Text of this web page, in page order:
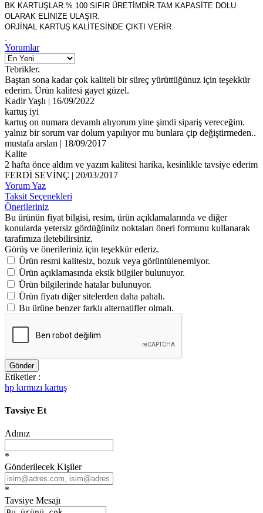
BK KARTUŞLAR.% 100 SIFIR ÜRETİMDİR.TAM KAPASİTE DOLU
OLARAK ELİNİZE ULAŞIR.
ORJİNAL KARTUŞ KALİTESİNDE ÇIKTI VERİR.
Yorumlar
Tebrikler.
Baştan sona kadar çok kaliteli bir süreç yürüttüğünuz için teşekkür
ederim. Ürün kalitesi gayet güzel.
Kadir Yaşlı | 16/09/2022
kartuş iyi
kartuş on numara devamlı alıyorum yine şimdi sipariş vereceğim.
yalnız bir sorum var dolum yapılıyor mu bunlara çip değiştirmeden..
mustafa arslan | 18/09/2017
Kalite
2 hafta önce aldım ve yazım kalitesi harika, kesinlikle tavsiye ederim
FERDİ SEVİNÇ | 20/03/2017
Yorum Yaz
Taksit Seçenekleri
Önerileriniz
Bu ürünün fiyat bilgisi, resim, ürün açıklamalarında ve diğer
konularda yetersiz gördüğünüz noktaları öneri formunu kullanarak
tarafımıza iletebilirsiniz.
Görüş ve önerileriniz için teşekkür ederiz.
Ürün resmi kalitesiz, bozuk veya görüntülenemiyor.
Ürün açıklamasında eksik bilgiler bulunuyor.
Ürün bilgilerinde hatalar bulunuyor.
Ürün fiyatı diğer sitelerden daha pahalı.
Bu ürüne benzer farklı alternatifler olmalı.
Gönder
Etiketler :
hp kırmızı kartuş
Tavsiye Et
Adınız
*
Gönderilecek Kişiler
*
Tavsiye Mesajı